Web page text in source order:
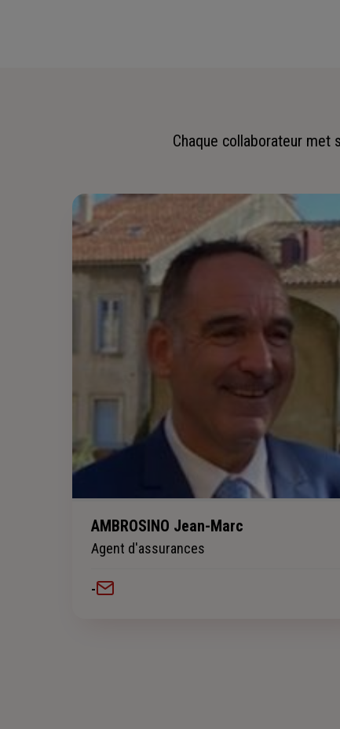
Chaque collaborateur met
AMBROSINO Jean-Marc
Agent d'assurances
-